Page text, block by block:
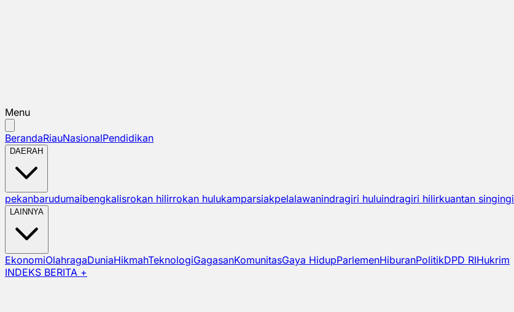
Menu
BerandaRiauNasionalPendidikan
DAERAH
pekanbarudumaibengkalisrokan hilirrokan hulukamparsiakpelalawanindragiri huluindragiri hilirkuantan singingi
LAINNYA
EkonomiOlahragaDuniaHikmahTeknologiGagasanKomunitasGaya HidupParlemenHiburanPolitikDPD RIHukrim
INDEKS BERITA +